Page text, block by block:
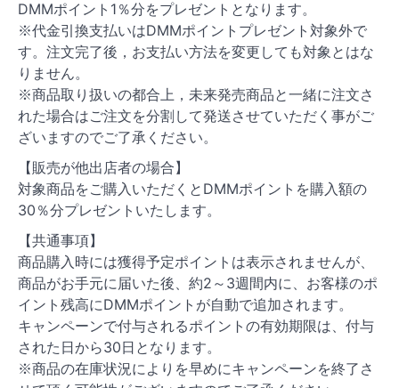
DMMポイント1％分をプレゼントとなります。
※代金引換支払いはDMMポイントプレゼント対象外で
す。注文完了後，お支払い方法を変更しても対象とはな
りません。
※商品取り扱いの都合上，未来発売商品と一緒に注文さ
れた場合はご注文を分割して発送させていただく事がご
ざいますのでご了承ください。
【販売が他出店者の場合】
対象商品をご購入いただくとDMMポイントを購入額の
30％分プレゼントいたします。
【共通事項】
商品購入時には獲得予定ポイントは表示されませんが、
商品がお手元に届いた後、約2～3週間内に、お客様のポ
イント残高にDMMポイントが自動で追加されます。
キャンペーンで付与されるポイントの有効期限は、付与
された日から30日となります。
※商品の在庫状況によりを早めにキャンペーンを終了さ